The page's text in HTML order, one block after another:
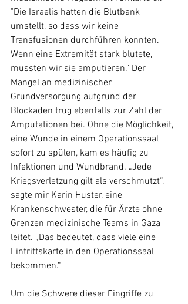
"Die Israelis hatten die Blutbank
umstellt, so dass wir keine
Transfusionen durchführen konnten.
Wenn eine Extremität stark blutete,
mussten wir sie amputieren." Der
Mangel an medizinischer
Grundversorgung aufgrund der
Blockaden trug ebenfalls zur Zahl der
Amputationen bei. Ohne die Möglichkeit,
eine Wunde in einem Operationssaal
sofort zu spülen, kam es häufig zu
Infektionen und Wundbrand. „Jede
Kriegsverletzung gilt als verschmutzt“,
sagte mir Karin Huster, eine
Krankenschwester, die für Ärzte ohne
Grenzen medizinische Teams in Gaza
leitet. „Das bedeutet, dass viele eine
Eintrittskarte in den Operationssaal
bekommen.“
Um die Schwere dieser Eingriffe zu